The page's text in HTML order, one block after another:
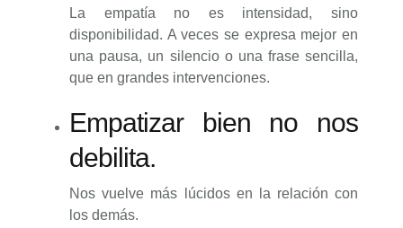
La empatía no es intensidad, sino
disponibilidad. A veces se expresa mejor en
una pausa, un silencio o una frase sencilla,
que en grandes intervenciones.
Empatizar bien no nos
debilita.
Nos vuelve más lúcidos en la relación con
los demás.